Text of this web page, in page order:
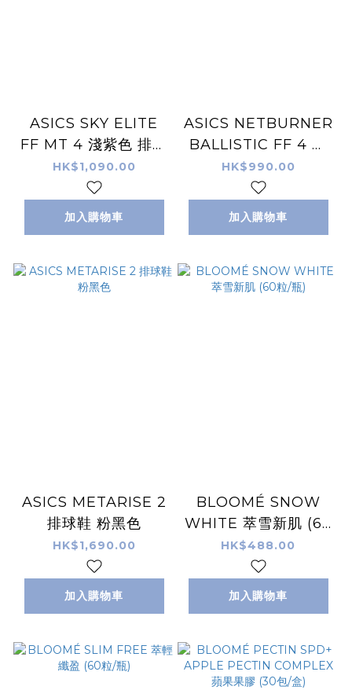
ASICS SKY ELITE
FF MT 4 淺紫色 排球
鞋
HK$1,090.00
加入購物車
ASICS NETBURNER
BALLISTIC FF 4 白
紫色 排球鞋
HK$990.00
加入購物車
ASICS METARISE 2
排球鞋 粉黑色
HK$1,690.00
加入購物車
BLOOMÉ SNOW
WHITE 萃雪新肌 (60
粒/瓶)
HK$488.00
加入購物車